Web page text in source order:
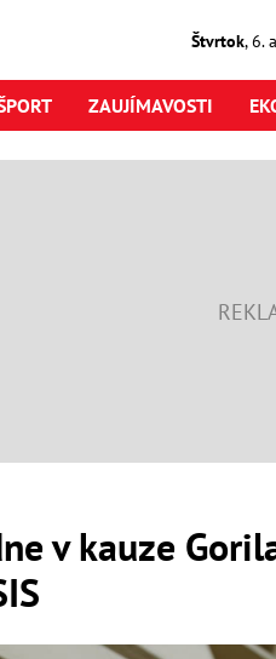
Štvrtok,6.
ZAUJÍMAVOSTI
v kauze